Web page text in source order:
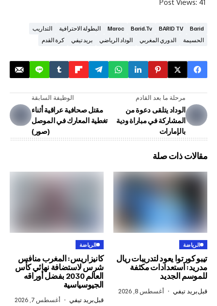
Post
BARID
Barid.tv
Maroc البطولة الاحترافية
التداريب
الدوري المغربي
الوداد الرياضي بريد تيفي كرة القدم
الوظيفة السابقة
مقتل صحافية عراقية أثناء
تغطية المعارك في الموصل
ما بعد القادم
يتلقى دعوة من
في مباراة ودية
صلة
يعود لتدريبات ريال
مكثفة
أغسطس 8, 2026
كانيزاريس: المغرب منافس
شرس لاستضافة نهائي كأس
العالم 2030 بفضل أوراقه
الجيوسياسية
أغسطس 7, 2026